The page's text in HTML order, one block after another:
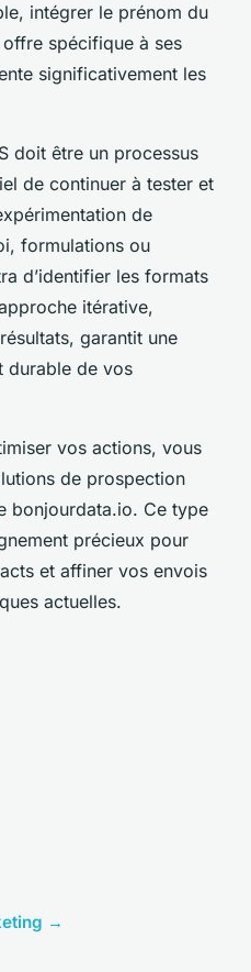
intégrer le prénom du
spécifique à ses
significativement les
doit être un processus
de continuer à tester et
de
formulations ou
d’identifier les formats
itérative,
garantit une
durable de vos
vos actions, vous
de prospection
bonjourdata.io. Ce type
précieux pour
et affiner vos envois
actuelles.
→